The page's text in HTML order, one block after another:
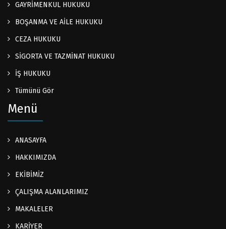
GAYRİMENKUL HUKUKU
BOŞANMA VE AİLE HUKUKU
CEZA HUKUKU
SİGORTA VE TAZMİNAT HUKUKU
İŞ HUKUKU
Tümünü Gör
Menü
ANASAYFA
HAKKIMIZDA
EKİBİMİZ
ÇALIŞMA ALANLARIMIZ
MAKALELER
KARİYER